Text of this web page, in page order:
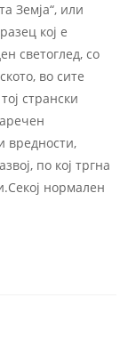
Земја“, или
кој е
светоглед, со
во сите
странски
вредности,
по кој тргна
нормален